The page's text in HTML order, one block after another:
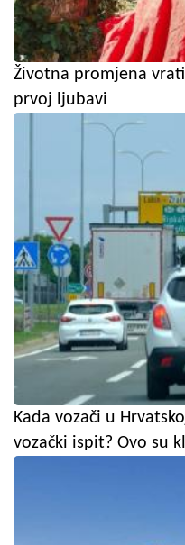
Životna promjena
prvoj ljubavi
Kada vozači u
vozački ispit? Ovo su